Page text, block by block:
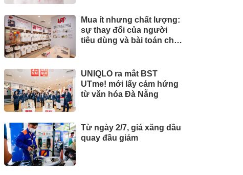
Mua ít nhưng chất lượng:
sự thay đổi của người
tiêu dùng và bài toán cho
UNIQLO ra mắt BST
UTme! mới lấy cảm hứng
từ văn hóa Đà Nẵng
Từ ngày 2/7, giá xăng dầu
quay đầu giảm